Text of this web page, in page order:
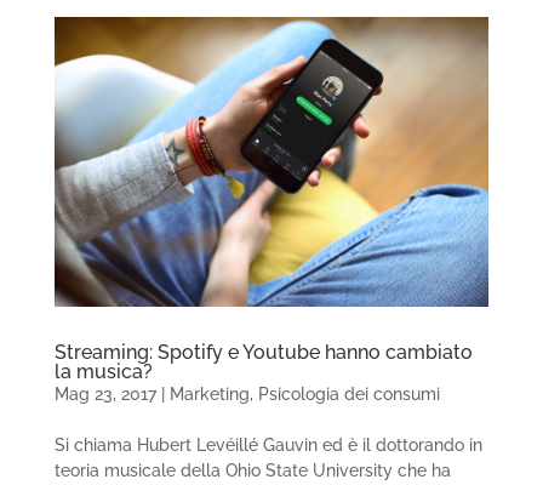
Streaming: Spotify e Youtube hanno cambiato
la musica?
Mag 23, 2017| Marketing, Psicologia dei consumi
Si chiama Hubert Levéillé Gauvin ed è il dottorando in
teoria musicale della Ohio State University che ha